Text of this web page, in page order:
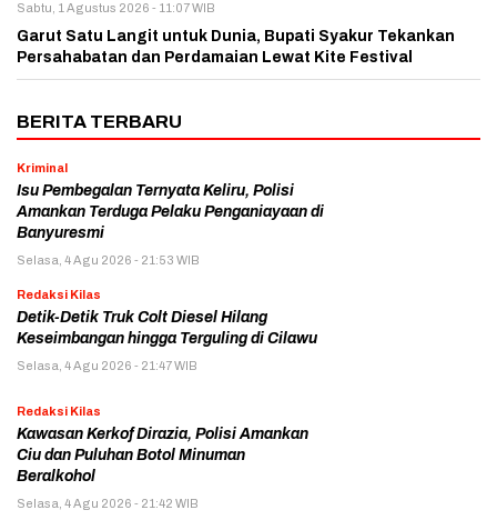
Sabtu, 1 Agustus 2026 - 11:07 WIB
Garut Satu Langit untuk Dunia, Bupati Syakur Tekankan
Persahabatan dan Perdamaian Lewat Kite Festival
BERITA TERBARU
Kriminal
Isu Pembegalan Ternyata Keliru, Polisi
Amankan Terduga Pelaku Penganiayaan di
Banyuresmi
Selasa, 4 Agu 2026 - 21:53 WIB
Redaksi Kilas
Detik-Detik Truk Colt Diesel Hilang
Keseimbangan hingga Terguling di Cilawu
Selasa, 4 Agu 2026 - 21:47 WIB
Redaksi Kilas
Kawasan Kerkof Dirazia, Polisi Amankan
Ciu dan Puluhan Botol Minuman
Beralkohol
Selasa, 4 Agu 2026 - 21:42 WIB